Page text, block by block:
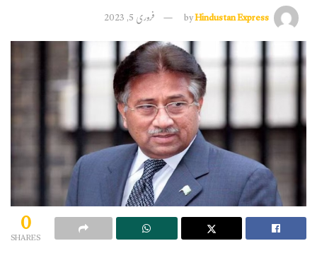
byHindustan Express فروری 5, 2023
0
SHARES